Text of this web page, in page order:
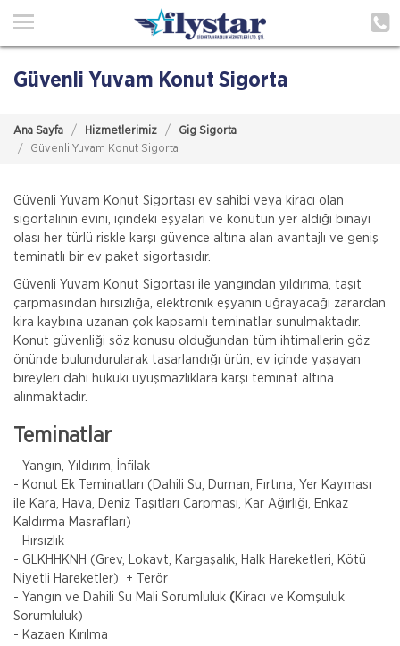
Ana Sayfa
Poliçe Hatırlat
Müşteri Girişi
TEKLİF AL
Güvenli Yuvam Konut Sigorta
Ana Sayfa Hizmetlerimiz
Gig Sigorta
Güvenli Yuvam Konut Sigorta
Güvenli Yuvam Konut Sigortası ev sahibi veya kiracı olan
sigortalının evini, içindeki eşyaları ve konutun yer aldığı binayı
olası her türlü riskle karşı güvence altına alan avantajlı ve geniş
teminatlı bir ev paket sigortasıdır.
Güvenli Yuvam Konut Sigortası ile yangından yıldırıma, taşıt
çarpmasından hırsızlığa, elektronik eşyanın uğrayacağı zarardan
kira kaybına uzanan çok kapsamlı teminatlar sunulmaktadır.
Konut güvenliği söz konusu olduğundan tüm ihtimallerin göz
önünde bulundurularak tasarlandığı ürün, ev içinde yaşayan
bireyleri dahi hukuki uyuşmazlıklara karşı teminat altına
alınmaktadır.
Teminatlar
- Yangın, Yıldırım, İnfilak
- Konut Ek Teminatları (Dahili Su, Duman, Fırtına, Yer Kayması
ile Kara, Hava, Deniz Taşıtları Çarpması, Kar Ağırlığı, Enkaz
Kaldırma Masrafları)
- Hırsızlık
- GLKHHKNH (Grev, Lokavt, Kargaşalık, Halk Hareketleri, Kötü
Niyetli Hareketler) + Terör
- Yangın ve Dahili Su Mali Sorumluluk ( Kiracı ve Komşuluk
Sorumluluk)
- Kazaen Kırılma